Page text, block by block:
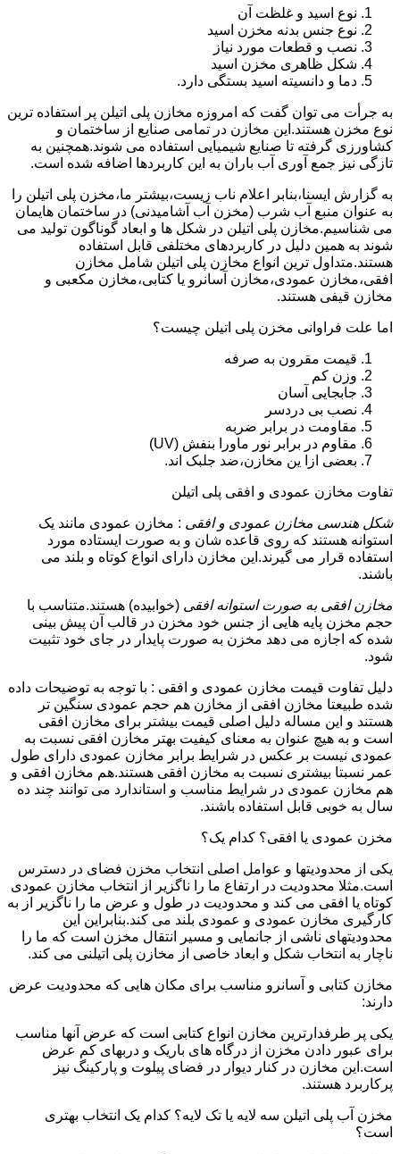
نوع اسید و غلظت آن
نوع جنس بدنه مخزن اسید
نصب و قطعات مورد نیاز
شکل ظاهری مخزن اسید
دما و دانسیته اسید بستگی دارد.
به جرأت می توان گفت که امروزه مخازن پلی اتیلن پر استفاده ترین
نوع مخزن هستند.این مخازن در تمامی صنایع از ساختمان و
کشاورزی گرفته تا صنایع شیمیایی استفاده می شوند.همچنین به
تازگی نیز جمع آوری آب باران به این کاربردها اضافه شده است.
به گزارش ایسنا،بنابر اعلام ناب زیست،بیشتر ما،مخزن پلی اتیلن را
به عنوان منبع آب شرب (مخزن آب آشامیدنی) در ساختمان هایمان
می شناسیم.مخازن پلی اتیلن در شکل ها و ابعاد گوناگون تولید می
شوند به همین دلیل در کاربردهای مختلفی قابل استفاده
هستند.متداول ترین انواع مخازن پلی اتیلن شامل مخازن
افقی،مخازن عمودی،مخازن آسانرو یا کتابی،مخازن مکعبی و
مخازن قیفی هستند.
اما علت فراوانی مخزن پلی اتیلن چیست؟
قیمت مقرون به صرفه
وزن کم
جابجایی آسان
نصب بی دردسر
مقاومت در برابر ضربه
مقاوم در برابر نور ماورا بنفش (UV)
بعضی ازا ین مخازن،ضد جلبک اند.
تفاوت مخازن عمودی و افقی پلی اتیلن
شکل هندسی مخازن عمودی و افقی : مخازن عمودی مانند یک
استوانه هستند که روی قاعده شان و به صورت ایستاده مورد
استفاده قرار می گیرند.این مخازن دارای انواع کوتاه و بلند می
باشند.
مخازن افقی به صورت استوانه افقی (خوابیده) هستند.متناسب با
حجم مخزن پایه هایی از جنس خود مخزن در قالب آن پیش بینی
شده که اجازه می دهد مخزن به صورت پایدار در جای خود تثبیت
شود.
دلیل تفاوت قیمت مخازن عمودی و افقی : با توجه به توضیحات داده
شده طبیعتا مخازن افقی از مخازن هم حجم عمودی سنگین تر
هستند و این مساله دلیل اصلی قیمت بیشتر برای مخازن افقی
است و به هیچ عنوان به معنای کیفیت بهتر مخازن افقی نسبت به
عمودی نیست بر عکس در شرایط برابر مخازن عمودی دارای طول
عمر نسبتا بیشتری نسبت به مخازن افقی هستند.هم مخازن افقی و
هم مخازن عمودی در شرایط مناسب و استاندارد می توانند چند ده
سال به خوبی قابل استفاده باشند.
مخزن عمودی یا افقی؟ کدام یک؟
یکی از محدودیتها و عوامل اصلی انتخاب مخزن فضای در دسترس
است.مثلا محدودیت در ارتفاع ما را ناگزیر از انتخاب مخازن عمودی
کوتاه یا افقی می کند و محدودیت در طول و عرض ما را ناگزیر از به
کارگیری مخازن عمودی و عمودی بلند می کند.بنابراین این
محدودیتهای ناشی از جانمایی و مسیر انتقال مخزن است که ما را
ناچار به انتخاب شکل و ابعاد خاصی از مخازن پلی اتیلنی می کند.
مخازن کتابی و آسانرو مناسب برای مکان هایی که محدودیت عرض
دارند:
یکی پر طرفدارترین مخازن انواع کتابی است که عرض آنها مناسب
برای عبور دادن مخزن از درگاه های باریک و دربهای کم عرض
است.این مخازن در کنار دیوار در فضای پیلوت و پارکینگ نیز
پرکاربرد هستند.
مخزن آب پلی اتیلن سه لایه یا تک لایه؟ کدام یک انتخاب بهتری
است؟